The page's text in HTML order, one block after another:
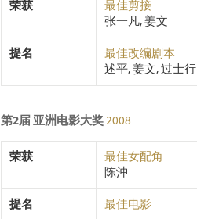
荣获
最佳剪接
张一凡, 姜文
提名
最佳改编剧本
述平, 姜文, 过士行
第2届 亚洲电影大奖 2008
荣获
最佳女配角
陈沖
提名 最佳电影